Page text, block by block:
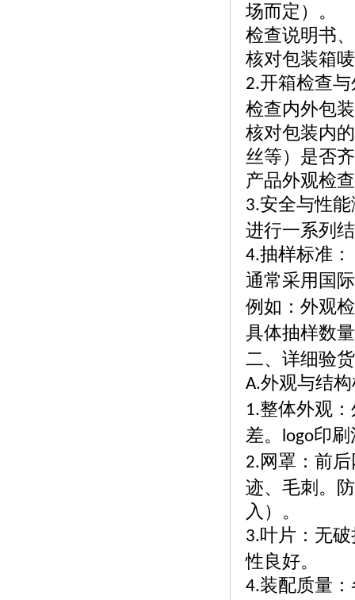
场而定）。
检查说明书
核对包装箱
2.开箱检查
检查内外包
核对包装内
丝等）是否
产品外观检
3.安全与性
进行一系列
4.抽样标准：
通常采用国
例如：外观
具体抽样数
二、详细验
A.外观与结
1.整体外观
差。
logo印
2.网罩：前
迹、毛刺。
入）。
3.叶片：无
性良好。
4.装配质量